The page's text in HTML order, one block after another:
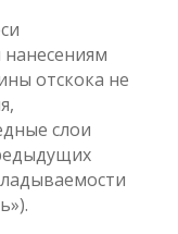
отскока не
слои